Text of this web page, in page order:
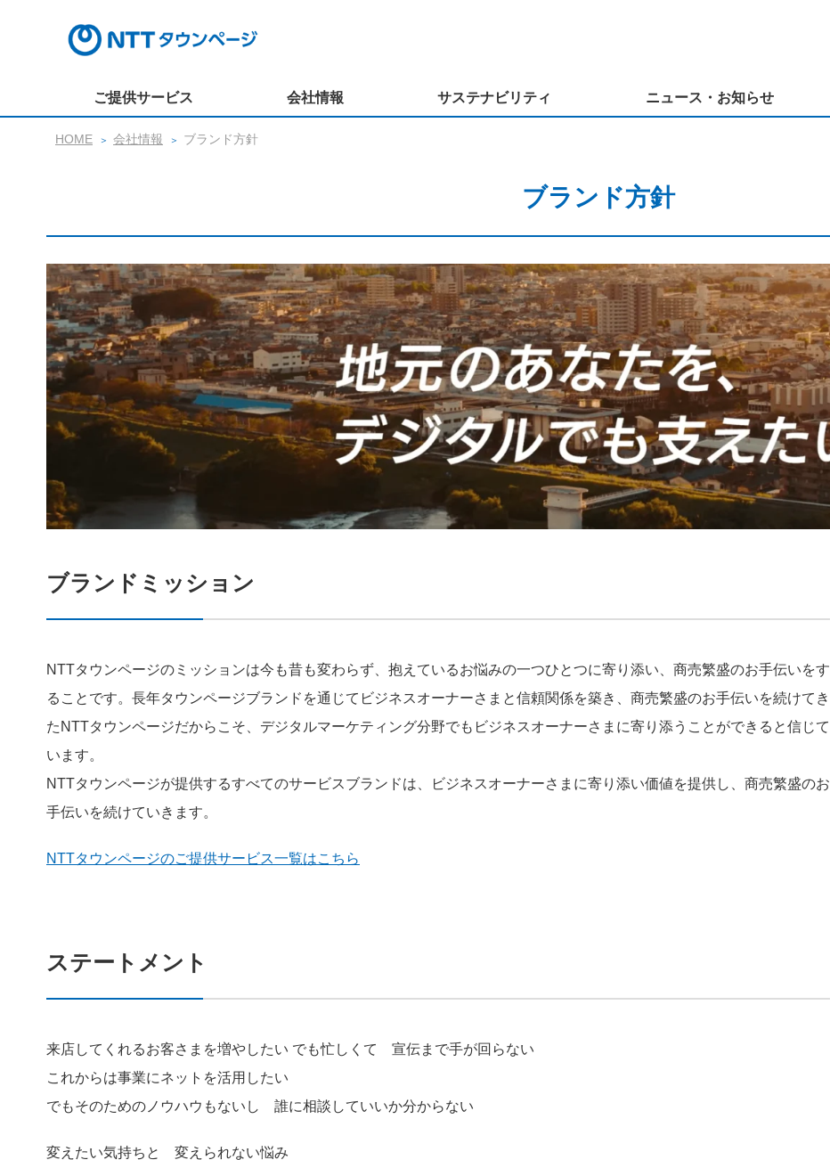
ご提供サービス 会社情報 サステナビリティ ニュース・お知らせ
HOME 会社情報 ブランド方針
ブランド方針
ブランドミッション
NTTタウンページのミッションは今も昔も変わらず、抱えているお悩みの一つひとつに寄り添い、商売繁盛のお手伝いをす
ることです。長年タウンページブランドを通じてビジネスオーナーさまと信頼関係を築き、商売繁盛のお手伝いを続けてき
たNTTタウンページだからこそ、デジタルマーケティング分野でもビジネスオーナーさまに寄り添うことができると信じて
います。
NTTタウンページが提供するすべてのサービスブランドは、ビジネスオーナーさまに寄り添い価値を提供し、商売繁盛のお
手伝いを続けていきます。
NTTタウンページのご提供サービス一覧はこちら
ステートメント
来店してくれるお客さまを増やしたい でも忙しくて 宣伝まで手が回らない
これからは事業にネットを活用したい
でもそのためのノウハウもないし 誰に相談していいか分からない
変えたい気持ちと 変えられない悩み